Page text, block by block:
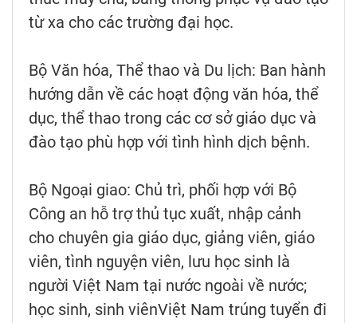
từ xa cho các trường đại học.
Bộ Văn hóa, Thể thao và Du lịch: Ban hành
hướng dẫn về các hoạt động văn hóa, thể
dục, thể thao trong các cơ sở giáo dục và
đào tạo phù hợp với tình hình dịch bệnh.
Bộ Ngoại giao: Chủ trì, phối hợp với Bộ
Công an hỗ trợ thủ tục xuất, nhập cảnh
cho chuyên gia giáo dục, giảng viên, giáo
viên, tình nguyện viên, lưu học sinh là
người Việt Nam tại nước ngoài về nước;
học sinh, sinh viênViệt Nam trúng tuyển đi